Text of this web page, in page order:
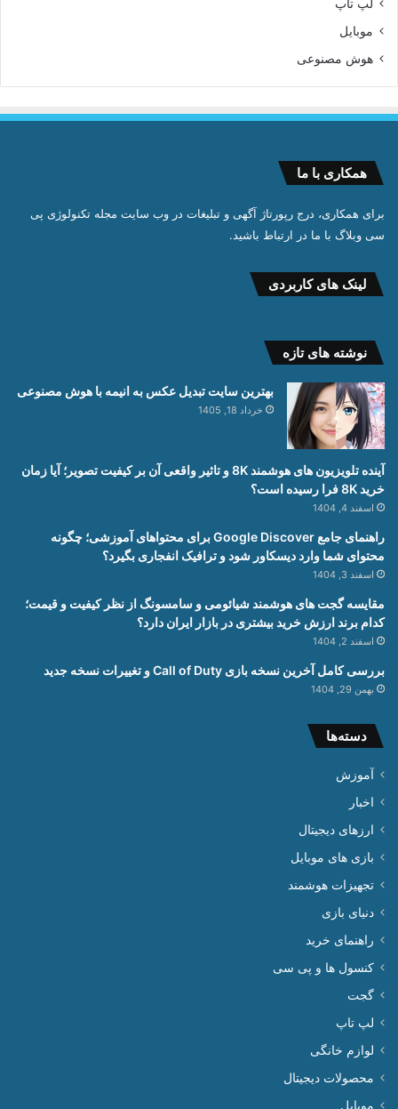
لپ تاپ
موبایل
هوش مصنوعی
همکاری با ما
برای همکاری، درج رپورتاژ آگهی و تبلیغات در وب سایت مجله تکنولوژی پی
سی وبلاگ با ما در ارتباط باشید.
لینک های کاربردی
نوشته های تازه
بهترین سایت تبدیل عکس به انیمه با هوش مصنوعی
خرداد 18, 1405
آینده تلویزیون های هوشمند 8K و تاثیر واقعی آن بر کیفیت تصویر؛ آیا زمان
خرید 8K فرا رسیده است؟
اسفند 4, 1404
راهنمای جامع Google Discover برای محتواهای آموزشی؛ چگونه
محتوای شما وارد دیسکاور شود و ترافیک انفجاری بگیرد؟
اسفند 3, 1404
مقایسه گجت های هوشمند شیائومی و سامسونگ از نظر کیفیت و قیمت؛
کدام برند ارزش خرید بیشتری در بازار ایران دارد؟
اسفند 2, 1404
بررسی کامل آخرین نسخه بازی Call of Duty و تغییرات نسخه جدید
بهمن 29, 1404
دسته‌ها
آموزش
اخبار
ارزهای دیجیتال
بازی های موبایل
تجهیزات هوشمند
دنیای بازی
راهنمای خرید
کنسول ها و پی سی
گجت
لپ تاپ
لوازم خانگی
محصولات دیجیتال
موبایل